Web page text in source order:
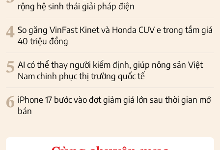
rộng hệ sinh thái giải pháp điện
4 So găng VinFast Kinet và Honda CUV e trong tầm giá
40 triệu đồng
5 AI có thể thay người kiểm định, giúp nông sản Việt
Nam chinh phục thị trường quốc tế
6 iPhone 17 bước vào đợt giảm giá lớn sau thời gian mở
bán